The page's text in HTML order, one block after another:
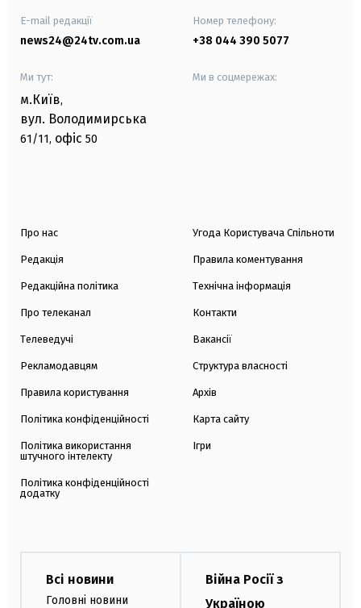
E-mail редакції
news24@24tv.com.ua
Номер телефону:
+38 044 390 5077
Ми тут:
м.Київ,
вул. Володимирська
61/11, офіс 50
Ми в соцмережах:
Про нас
Редакція
Редакційна політика
Про телеканал
Телеведучі
Рекламодавцям
Правила користування
Політика конфіденційності
Політика використання
штучного інтелекту
Політика конфіденційності
додатку
Угода Користувача Спільноти
Правила коментування
Технічна інформація
Контакти
Вакансії
Структура власності
Архів
Карта сайту
Ігри
Всі новини
Головні новини
Війна Росії з
Україною